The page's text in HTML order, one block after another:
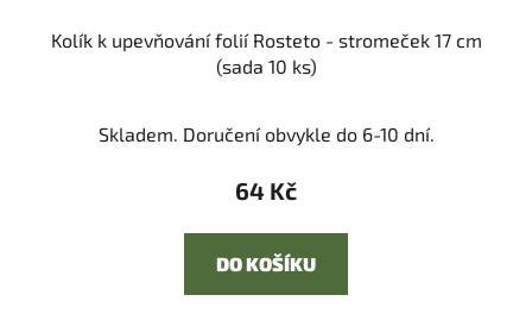
Kolík k upevňování folií Rosteto - stromeček 17 cm
(sada 10 ks)
Skladem. Doručení obvykle do 6-10 dní.
64 Kč
DO KOŠÍKU